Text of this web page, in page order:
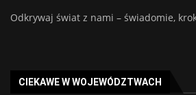
Odkrywaj świat z nami – świadomie,
CIEKAWE W WOJEWÓDZTWACH